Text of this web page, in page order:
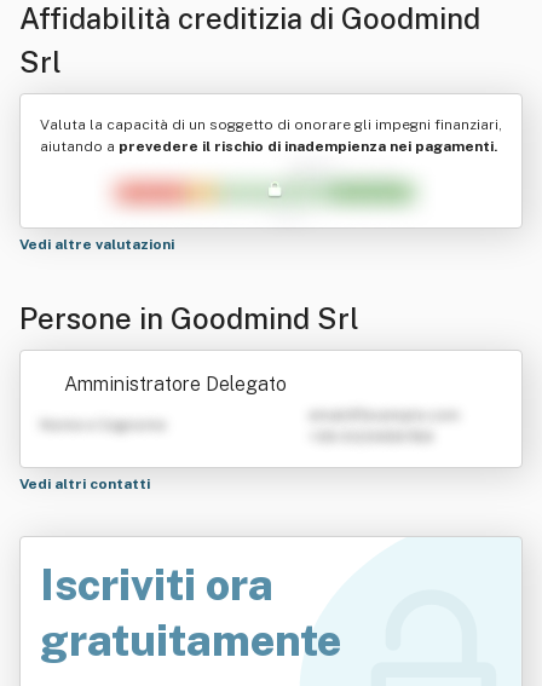
Affidabilità creditizia di Goodmind
Srl
Valuta la capacità di un soggetto di onorare gli impegni finanziari,
aiutando a prevedere il rischio di inadempienza nei pagamenti.
Vedi altre valutazioni
Persone in Goodmind Srl
Amministratore Delegato
Nome e Cognome
Vedi altri contatti
Iscriviti ora
gratuitamente